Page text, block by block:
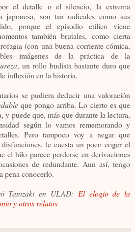
el detalle o el silencio, la extrema
japonesa, son tan radicales como sus
porque el episodio etílico viene
también brutales, como cierta
(con una buena corriente cómica,
imágenes de la práctica de la
, un rollo budista bastante duro que
inflexión en la historia.
se pudiera deducir una valoración
que pongo arriba. Lo cierto es que
y puede que, más que durante la lectura,
según lo vamos rememorando y
Pero tampoco voy a negar que
le cuesta un poco coger el
el hilo parece perderse en derivaciones
de redundante. Aun así, tengo
pena conocerlo.
Tanizaki en ULAD: El elogio de la
y otros relatos